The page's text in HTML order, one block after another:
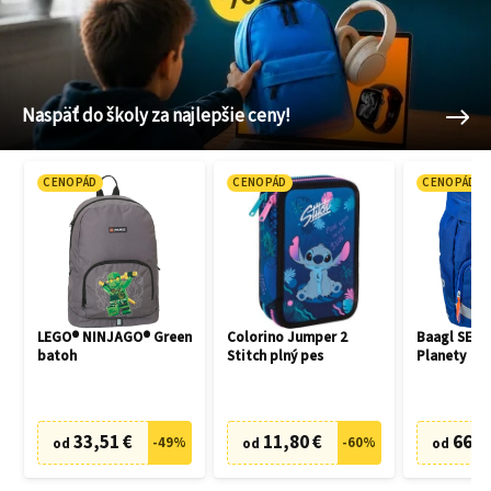
Naspäť do školy za najlepšie ceny!
CENOPÁD
LEGO® NINJAGO® Green
batoh
od 33,51 € -49%
CENOPÁD
Colorino Jumper 2
Stitch plný pes
od 11,80 € -60%
CENOPÁD
Baagl SET
Planety
od